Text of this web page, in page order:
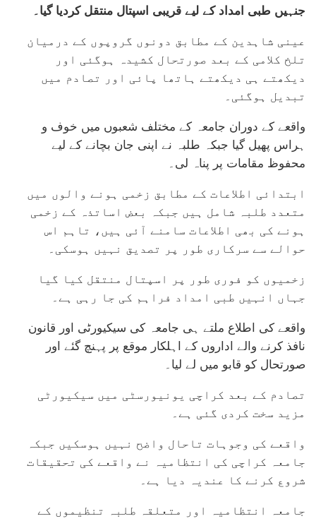
جنہیں طبی امداد کے لیے قریبی اسپتال منتقل کردیا گیا۔
عینی شاہدین کے مطابق دونوں گروپوں کے درمیان
تلخ کلامی کے بعد صورتحال کشیدہ ہوگئی اور
دیکھتے ہی دیکھتے ہاتھا پائی اور تصادم میں
تبدیل ہوگئی۔
واقعے کے دوران جامعہ کے مختلف شعبوں میں خوف و
ہراس پھیل گیا جبکہ طلبہ نے اپنی جان بچانے کے لیے
محفوظ مقامات پر پناہ لی۔
ابتدائی اطلاعات کے مطابق زخمی ہونے والوں میں
متعدد طلبہ شامل ہیں جبکہ بعض اساتذہ کے زخمی
ہونے کی بھی اطلاعات سامنے آئی ہیں، تاہم اس
حوالے سے سرکاری طور پر تصدیق نہیں ہوسکی۔
زخمیوں کو فوری طور پر اسپتال منتقل کیا گیا
جہاں انہیں طبی امداد فراہم کی جا رہی ہے۔
واقعے کی اطلاع ملتے ہی جامعہ کی سیکیورٹی اور قانون
نافذ کرنے والے اداروں کے اہلکار موقع پر پہنچ گئے اور
صورتحال کو قابو میں لے لیا۔
تصادم کے بعد کراچی یونیورسٹی میں سیکیورٹی
مزید سخت کردی گئی ہے۔
واقعے کی وجوہات تاحال واضح نہیں ہوسکیں جبکہ
جامعہ کراچی کی انتظامیہ نے واقعے کی تحقیقات
شروع کرنے کا عندیہ دیا ہے۔
جامعہ انتظامیہ اور متعلقہ طلبہ تنظیموں کے